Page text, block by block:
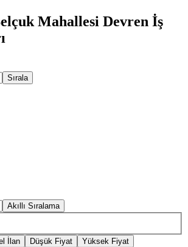
Mahallesi Devren İş
Sırala
Akıllı Sıralama
İlan Düşük Fiyat Yüksek Fiyat